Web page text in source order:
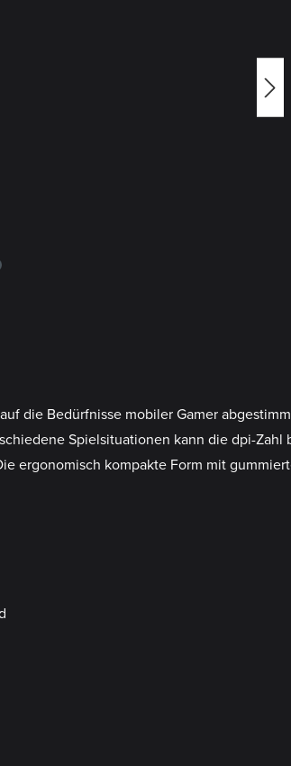
die Bedürfnisse mobiler Gamer
Spielsituationen kann die dpi-
ergonomisch kompakte Form mit